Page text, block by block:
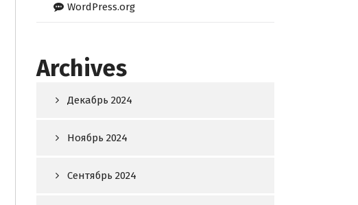
WordPress.org
Archives
Декабрь 2024
Ноябрь 2024
Сентябрь 2024